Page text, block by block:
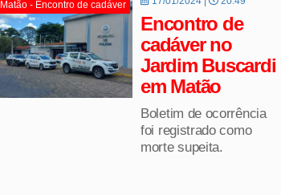
Matão - Encontro de cadáver
Encontro de
cadáver no
Jardim Buscardi
em Matão
Boletim de ocorrência
foi registrado como
morte supeita.